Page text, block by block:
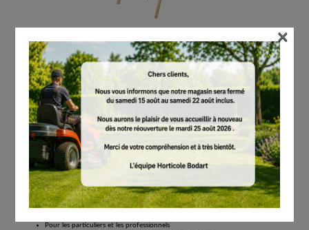
STIHL
Chevalet de sciage, en bois
# 00008814602
Chevalets de sciage
66.00
Tous les prix comprennent la TVA de 21%.
Réserver
Version légère, pour scier confortablement le bois de chauffage.
Pour les particuliers et les professionnels
×